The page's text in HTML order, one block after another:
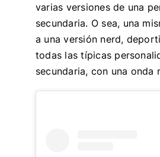
varias versiones de una
secundaria. O sea, una
a una versión nerd,
todas las típicas
secundaria, con una onda